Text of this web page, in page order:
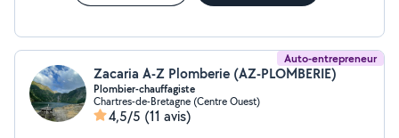
Auto-entrepreneur
Zacaria A-Z Plomberie (AZ-PLOMBERIE)
Plombier-chauffagiste
Chartres-de-Bretagne (Centre Ouest)
4,5/5 (11 avis)